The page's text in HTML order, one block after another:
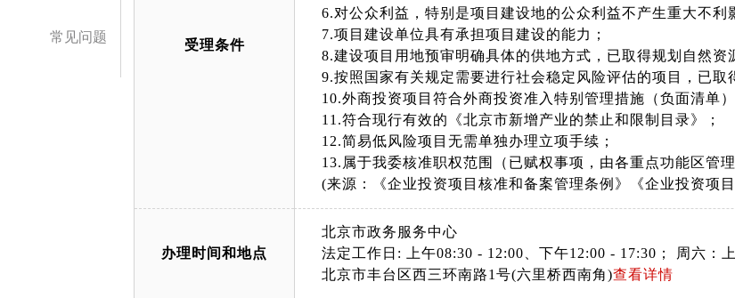
常见问题
受理条件
6.对公众利益，特别是项目建设地的公众利益不产生重大不利
7.项目建设单位具有承担项目建设的能力；
8.建设项目用地预审明确具体的供地方式，已取得规划自然资
9.按照国家有关规定需要进行社会稳定风险评估的项目，已取
10.外商投资项目符合外商投资准入特别管理措施（负面清单
11.符合现行有效的《北京市新增产业的禁止和限制目录》；
12.简易低风险项目无需单独办理立项手续；
13.属于我委核准职权范围（已赋权事项，由各重点功能区管
(来源：《企业投资项目核准和备案管理条例》《企业投资项
办理时间和地点
北京市政务服务中心
法定工作日: 上午08:30 - 12:00、下午12:00 - 17:30； 周六：
北京市丰台区西三环南路1号(六里桥西南角)查看详情